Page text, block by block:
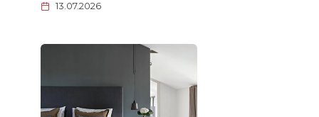
13.07.2026